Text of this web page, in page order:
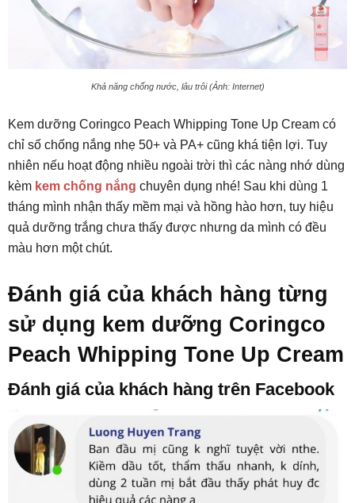
Khả năng chống nước, lâu trôi (Ảnh: Internet)
Kem dưỡng Coringco Peach Whipping Tone Up Cream có
chỉ số chống nắng nhẹ 50+ và PA+ cũng khá tiện lợi. Tuy
nhiên nếu hoạt động nhiều ngoài trời thì các nàng nhớ dùng
kèm kem chống nắng chuyên dụng nhé! Sau khi dùng 1
tháng mình nhận thấy mềm mại và hồng hào hơn, tuy hiệu
quả dưỡng trắng chưa thấy được nhưng da mình có đều
màu hơn một chút.
Đánh giá của khách hàng từng
sử dụng kem dưỡng Coringco
Peach Whipping Tone Up Cream
Đánh giá của khách hàng trên Facebook